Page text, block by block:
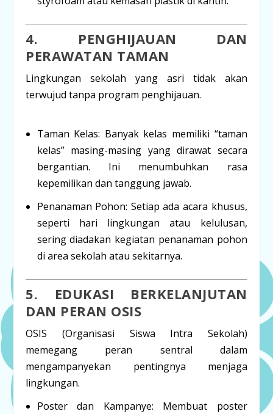
4. PENGHIJAUAN DAN
PERAWATAN TAMAN
Lingkungan sekolah yang asri tidak akan
terwujud tanpa program penghijauan.
Taman Kelas: Banyak kelas memiliki “taman
kelas” masing-masing yang dirawat secara
bergantian. Ini menumbuhkan rasa
kepemilikan dan tanggung jawab.
Penanaman Pohon: Setiap ada acara khusus,
seperti hari lingkungan atau kelulusan,
sering diadakan kegiatan penanaman pohon
di area sekolah atau sekitarnya.
5. EDUKASI BERKELANJUTAN
DAN PERAN OSIS
OSIS (Organisasi Siswa Intra Sekolah)
memegang peran sentral dalam
mengampanyekan pentingnya menjaga
lingkungan.
Poster dan Kampanye: Membuat poster